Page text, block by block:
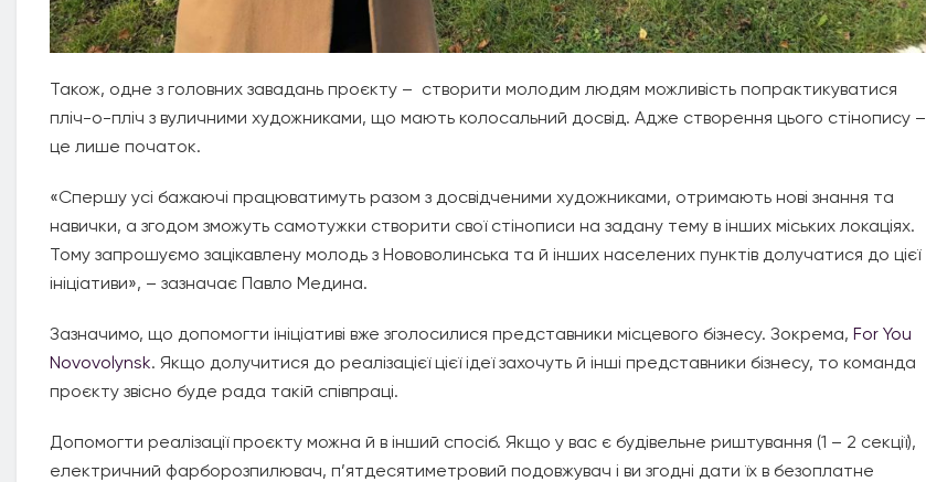
Також, одне з головних завадань проєкту – створити молодим людям можливість попрактикуватися
пліч-о-пліч з вуличними художниками, що мають колосальний досвід. Адже створення цього стінопису –
це лише початок.
«Спершу усі бажаючі працюватимуть разом з досвідченими художниками, отримають нові знання та
навички, а згодом зможуть самотужки створити свої стінописи на задану тему в інших міських локаціях.
Тому запрошуємо зацікавлену молодь з Нововолинська та й інших населених пунктів долучатися до цієї
ініціативи», – зазначає Павло Медина.
Зазначимо, що допомогти ініціативі вже зголосилися представники місцевого бізнесу. Зокрема, For You
Novovolynsk. Якщо долучитися до реалізацієї цієї ідеї захочуть й інші представники бізнесу, то команда
проєкту звісно буде рада такій співпраці.
Допомогти реалізації проєкту можна й в інший спосіб. Якщо у вас є будівельне риштування (1 – 2 секції),
електричний фарборозпилювач, п’ятдесятиметровий подовжувач і ви згодні дати їх в безоплатне